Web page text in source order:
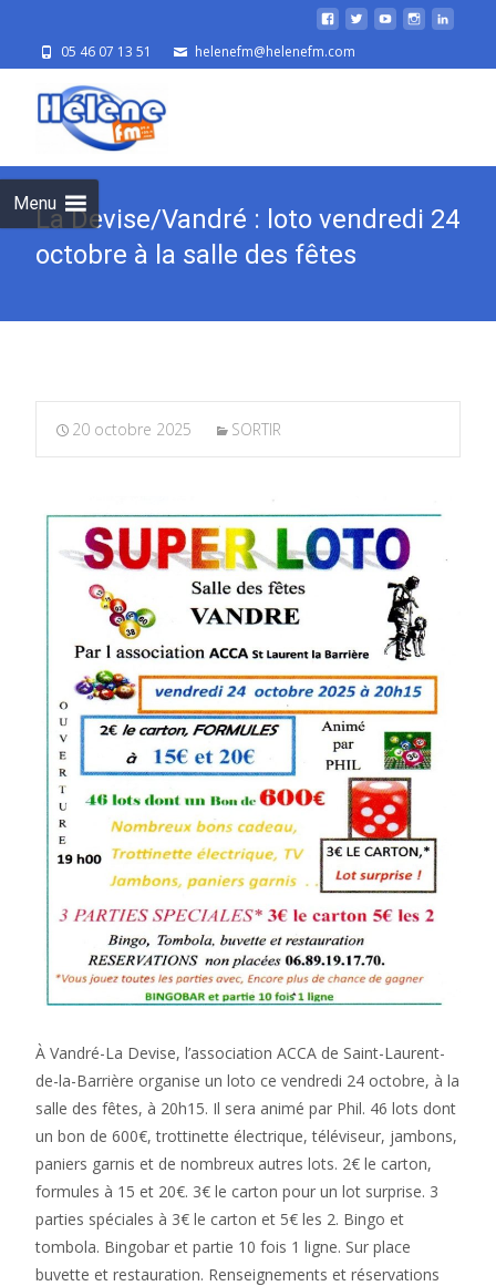
05 46 07 13 51 helenefm@helenefm.com
Menu
La Devise/Vandré : loto vendredi 24
octobre à la salle des fêtes
20 octobre 2025 SORTIR
À Vandré-La Devise, l’association ACCA de Saint-Laurent-
de-la-Barrière organise un loto ce vendredi 24 octobre, à la
salle des fêtes, à 20h15. Il sera animé par Phil. 46 lots dont
un bon de 600€, trottinette électrique, téléviseur, jambons,
paniers garnis et de nombreux autres lots. 2€ le carton,
formules à 15 et 20€. 3€ le carton pour un lot surprise. 3
parties spéciales à 3€ le carton et 5€ les 2. Bingo et
tombola. Bingobar et partie 10 fois 1 ligne. Sur place
buvette et restauration. Renseignements et réservations